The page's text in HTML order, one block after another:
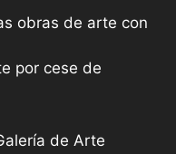
obras de arte con
por cese de
de Arte